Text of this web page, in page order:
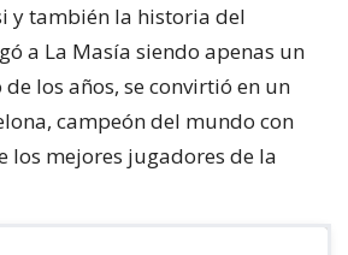
y también la historia del
a La Masía siendo apenas un
los años, se convirtió en un
campeón del mundo con
los mejores jugadores de la